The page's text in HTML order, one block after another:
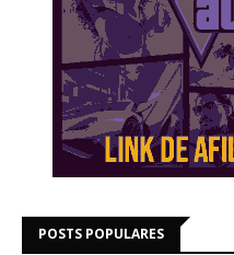
POSTS POPULARES